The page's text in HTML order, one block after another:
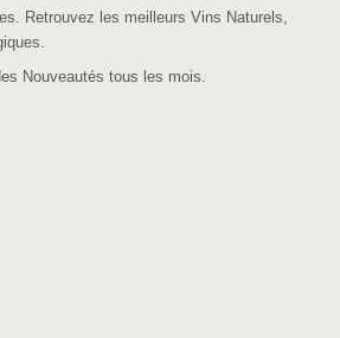
Retrouvez les meilleurs Vins Naturels,
Nouveautés tous les mois.